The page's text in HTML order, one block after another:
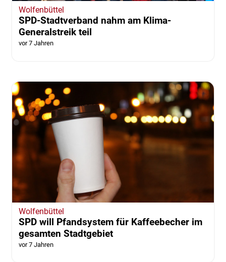
Wolfenbüttel
SPD-Stadtverband nahm am Klima-
Generalstreik teil
vor 7 Jahren
Wolfenbüttel
SPD will Pfandsystem für Kaffeebecher im
gesamten Stadtgebiet
vor 7 Jahren